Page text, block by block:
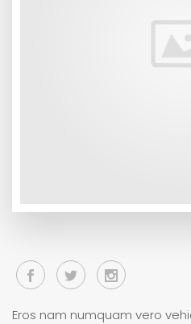
Eros nam numquam vero